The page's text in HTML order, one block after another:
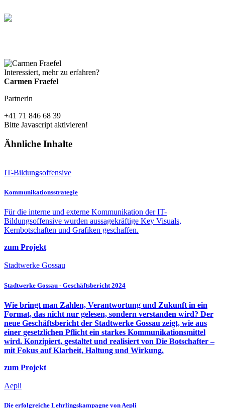
Interessiert, mehr zu erfahren?
Carmen Fraefel
Partnerin
+41 71 846 68 39
Bitte Javascript aktivieren!
Ähnliche Inhalte
IT-Bildungsoffensive
Kommunikations­strategie
Für die interne und externe Kommunikation der IT-
Bildungsoffensive wurden aussagekräftige Key Visuals,
Kernbotschaften und Grafiken geschaffen.
zum Projekt
Stadtwerke Gossau
Stadtwerke Gossau - Geschäftsbericht 2024
Wie bringt man Zahlen, Verantwortung und Zukunft in ein
Format, das nicht nur gelesen, sondern verstanden wird? Der
neue Geschäftsbericht der Stadtwerke Gossau zeigt, wie aus
einer gesetzlichen Pflicht ein starkes Kommunikationsmittel
wird. Konzipiert, gestaltet und realisiert von Die Botschafter –
mit Fokus auf Klarheit, Haltung und Wirkung.
zum Projekt
Aepli
Die erfolgreiche Lehrlingskampagne von Aepli